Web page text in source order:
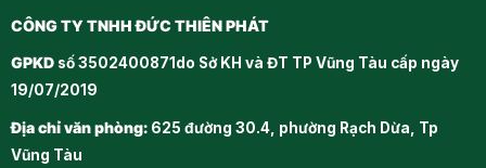
CÔNG TY TNHH ĐỨC THIÊN PHÁT
GPKDsố 3502400871do Sở KH và ĐT TP Vũng Tàu cấp ngày
19/07/2019
Địa chỉ văn phòng:625 đường 30.4, phường Rạch Dừa, Tp
Vũng Tàu